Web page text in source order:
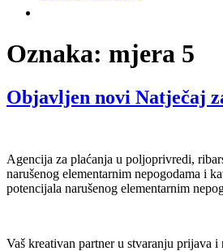
Oznaka: mjera 5
Objavljen novi Natječaj
Agencija za plaćanja u poljoprivredi,
narušenog elementarnim nepogodama i
potencijala narušenog elementarnim
Vaš kreativan partner u stvaranju prijava